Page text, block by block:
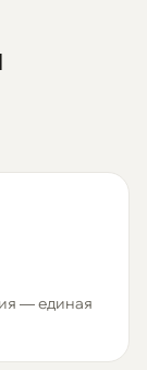
— единая